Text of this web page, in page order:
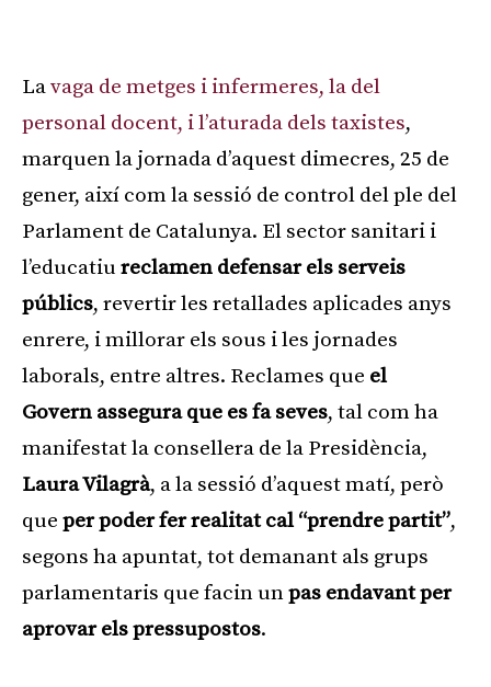
Lavaga de metges i infermeres, la del
personal docent, i l’aturada dels taxistes,
marquen la jornada d’aquest dimecres, 25 de
gener, així com la sessió de control del ple del
Parlament de Catalunya. El sector sanitari i
l’educatiu reclamen defensar els serveis
públics, revertir les retallades aplicades anys
enrere, i millorar els sous i les jornades
laborals, entre altres. Reclames que el
Govern assegura que es fa seves, tal com ha
manifestat la consellera de la Presidència,
Laura Vilagrà, a la sessió d’aquest matí, però
que per poder fer realitat cal “prendre partit”,
segons ha apuntat, tot demanant als grups
parlamentaris que facin unpas endavant per
aprovar els pressupostos.